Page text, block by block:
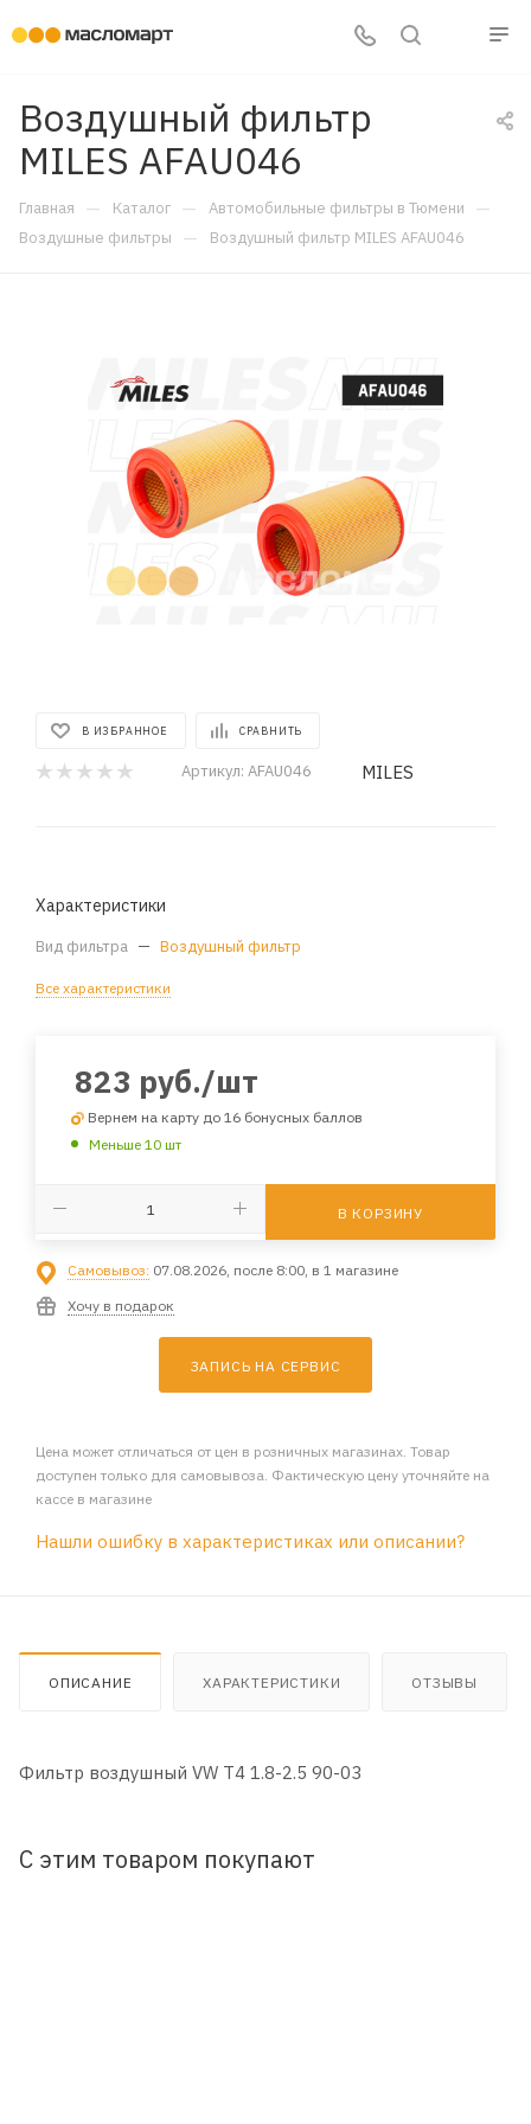
Воздушный фильтр
MILES AFAU046
Главная — Каталог — Автомобильные фильтры в Тюмени —
Воздушные фильтры — Воздушный фильтр MILES AFAU046
В ИЗБРАННОЕ СРАВНИТЬ
Артикул: AFAU046 MILES
Характеристики
Вид фильтра — Воздушный фильтр
Все характеристики
823 руб./шт
Вернем на карту до 16 бонусных баллов
Меньше 10 шт
В КОРЗИНУ
Самовывоз: 07.08.2026, после 8:00, в 1 магазине
Хочу в подарок
ЗАПИСЬ НА СЕРВИС
Цена может отличаться от цен в розничных магазинах. Товар
доступен только для самовывоза. Фактическую цену уточняйте на
кассе в магазине
Нашли ошибку в характеристиках или описании?
ОПИСАНИЕ ХАРАКТЕРИСТИКИ ОТЗЫВЫ
Фильтр воздушный VW T4 1.8-2.5 90-03
С этим товаром покупают